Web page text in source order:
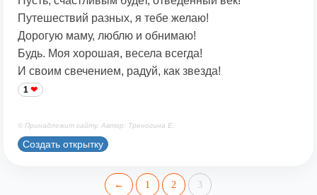
Путешествий разных, я тебе желаю!
Дорогую маму, люблю и обнимаю!
Будь. Моя хорошая, весела всегда!
И своим свечением, радуй, как звезда!
1
© Принадлежит сайту. Автор: Треногина Е.
Создать открытку
← 1 2 3